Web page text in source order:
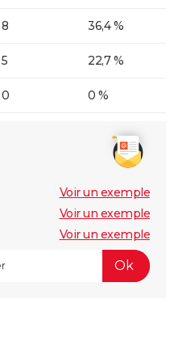
8 36,4 %
5 22,7 %
0 0 %
Voir un exemple
Voir un exemple
Voir un exemple